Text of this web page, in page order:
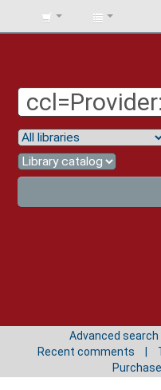
BIBLIOTECA
Advanced search
Recent comments